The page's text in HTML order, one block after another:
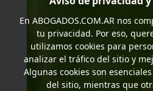
En ABOGADOS.COM.ARnos
tu privacidad. Por eso,
utilizamos cookies para
analizar el tráfico del sitio y
Algunas cookies son
del sitio, mientras que